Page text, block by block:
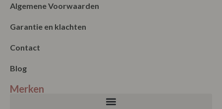
Algemene Voorwaarden
Garantie en klachten
Contact
Blog
Merken